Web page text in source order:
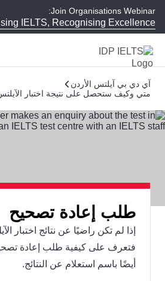
Join Organisations Webinar:
IELTS, Recognising Excellence
آي دي بي آيلتس الأردن
متي وكيف ستحصل على نتيجة اختبار
طلب إعادة تصحيح
إذا لم تكن راضيًا عن نتائج اختبار
فتعرف على كيفية طلب إعادة
أيضًا باسم استعلام عن النتائج.